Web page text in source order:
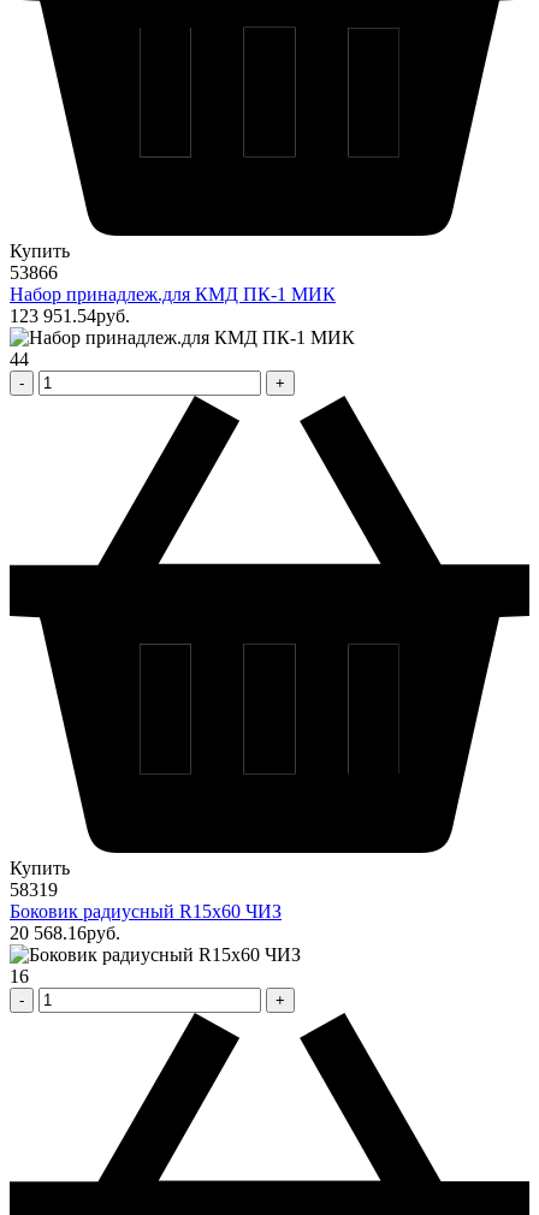
Купить
53866
Набор принадлеж.для КМД ПК-1 МИК
123 951.54pуб.
44
Купить
58319
Боковик радиусный R15х60 ЧИЗ
20 568.16pуб.
16